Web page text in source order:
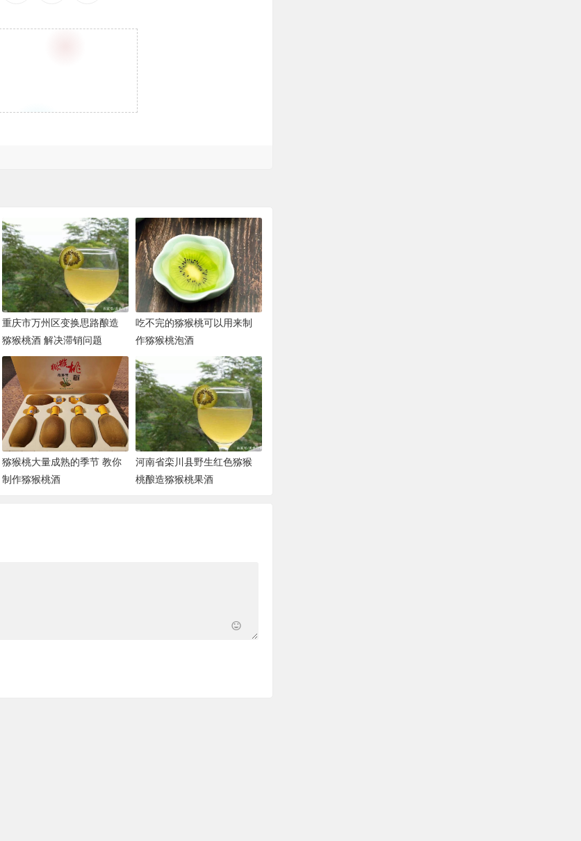
重庆市万州区变换思路酿造
猕猴桃酒 解决滞销问题
吃不完的猕猴桃可以用来制
作猕猴桃泡酒
猕猴桃大量成熟的季节 教你
制作猕猴桃酒
河南省栾川县野生红色猕猴
桃酿造猕猴桃果酒